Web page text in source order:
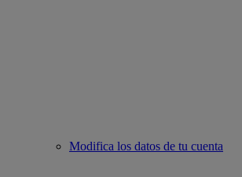
Modifica los datos de tu cuenta